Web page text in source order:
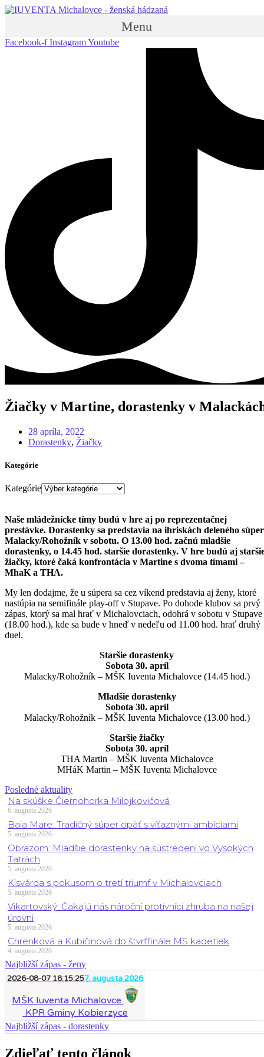
Menu
Facebook-f InstagramYoutube
Žiačky v Martine, dorastenky v
28 apríla, 2022
Dorastenky, Žiačky
Kategórie
Kategórie
Naše mládežnícke tímy budú v hre aj po reprezentačnej
prestávke. Dorastenky sa predstavia na ihriskách deleného
Malacky/Rohožník v sobotu. O 13.00 hod. začnú mladšie
dorastenky, o 14.45 hod. staršie dorastenky. V hre budú aj
žiačky, ktoré čaká konfrontácia v Martine s dvoma tímami –
MhaK a THA.
My len dodajme, že u súpera sa cez víkend predstavia aj ženy, ktoré
nastúpia na semifinále play-off v Stupave. Po dohode klubov sa prvý
zápas, ktorý sa mal hrať v Michalovciach, odohrá v sobotu v Stupave
(18.00 hod.), kde sa bude v hneď v nedeľu od 11.00 hod. hrať druhý
duel.
Staršie dorastenky
Sobota 30. apríl
Malacky/Rohožník – MŠK Iuventa Michalovce (14.45 hod.)
Mladšie dorastenky
Sobota 30. apríl
Malacky/Rohožník – MŠK Iuventa Michalovce (13.00 hod.)
Staršie žiačky
Sobota 30. apríl
THA Martin – MŠK Iuventa Michalovce
MHáK Martin – MŠK Iuventa Michalovce
Posledné aktuality
Na skúške Čiernohorka Milojkovičová
6. augusta 2026
Baia Mare: Tradičný súper opäť s víťaznými ambíciami
5. augusta 2026
Obrazom: Mladšie dorastenky na sústredení vo Vysokých
Tatrách
5. augusta 2026
Kisvárda s pokusom o tretí triumf v Michalovciach
5. augusta 2026
Vikartovský: Čakajú nás nároční protivníci zhruba na našej
úrovni
5. augusta 2026
Chrenková a Kubičinová do štvrťfinále MS kadetiek
4. augusta 2026
Najbližší zápas - ženy
2026-08-07 18:15:257. augusta 2026
MŠK Iuventa Michalovce
KPR Gminy Kobierzyce
Najbližší zápas - dorastenky
Zdieľať tento článok